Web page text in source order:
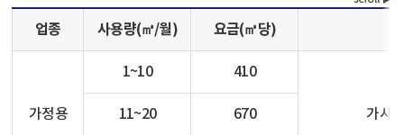
업종 사용량(㎥/월) 요금(㎥당)
가정용
1~10 410
가사
11~20 670